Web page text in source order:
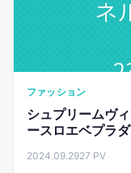
ファッション
シュプリームヴ
ースロエベプラ
2024.09.2927 PV